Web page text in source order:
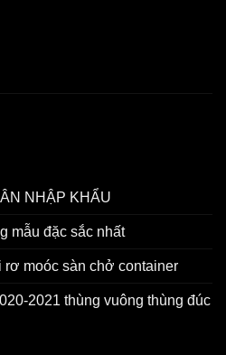
NHẬP KHẨU
mẫu đặc sắc nhất
rơ moóc sàn chở container
2021 thùng vuông thùng đúc